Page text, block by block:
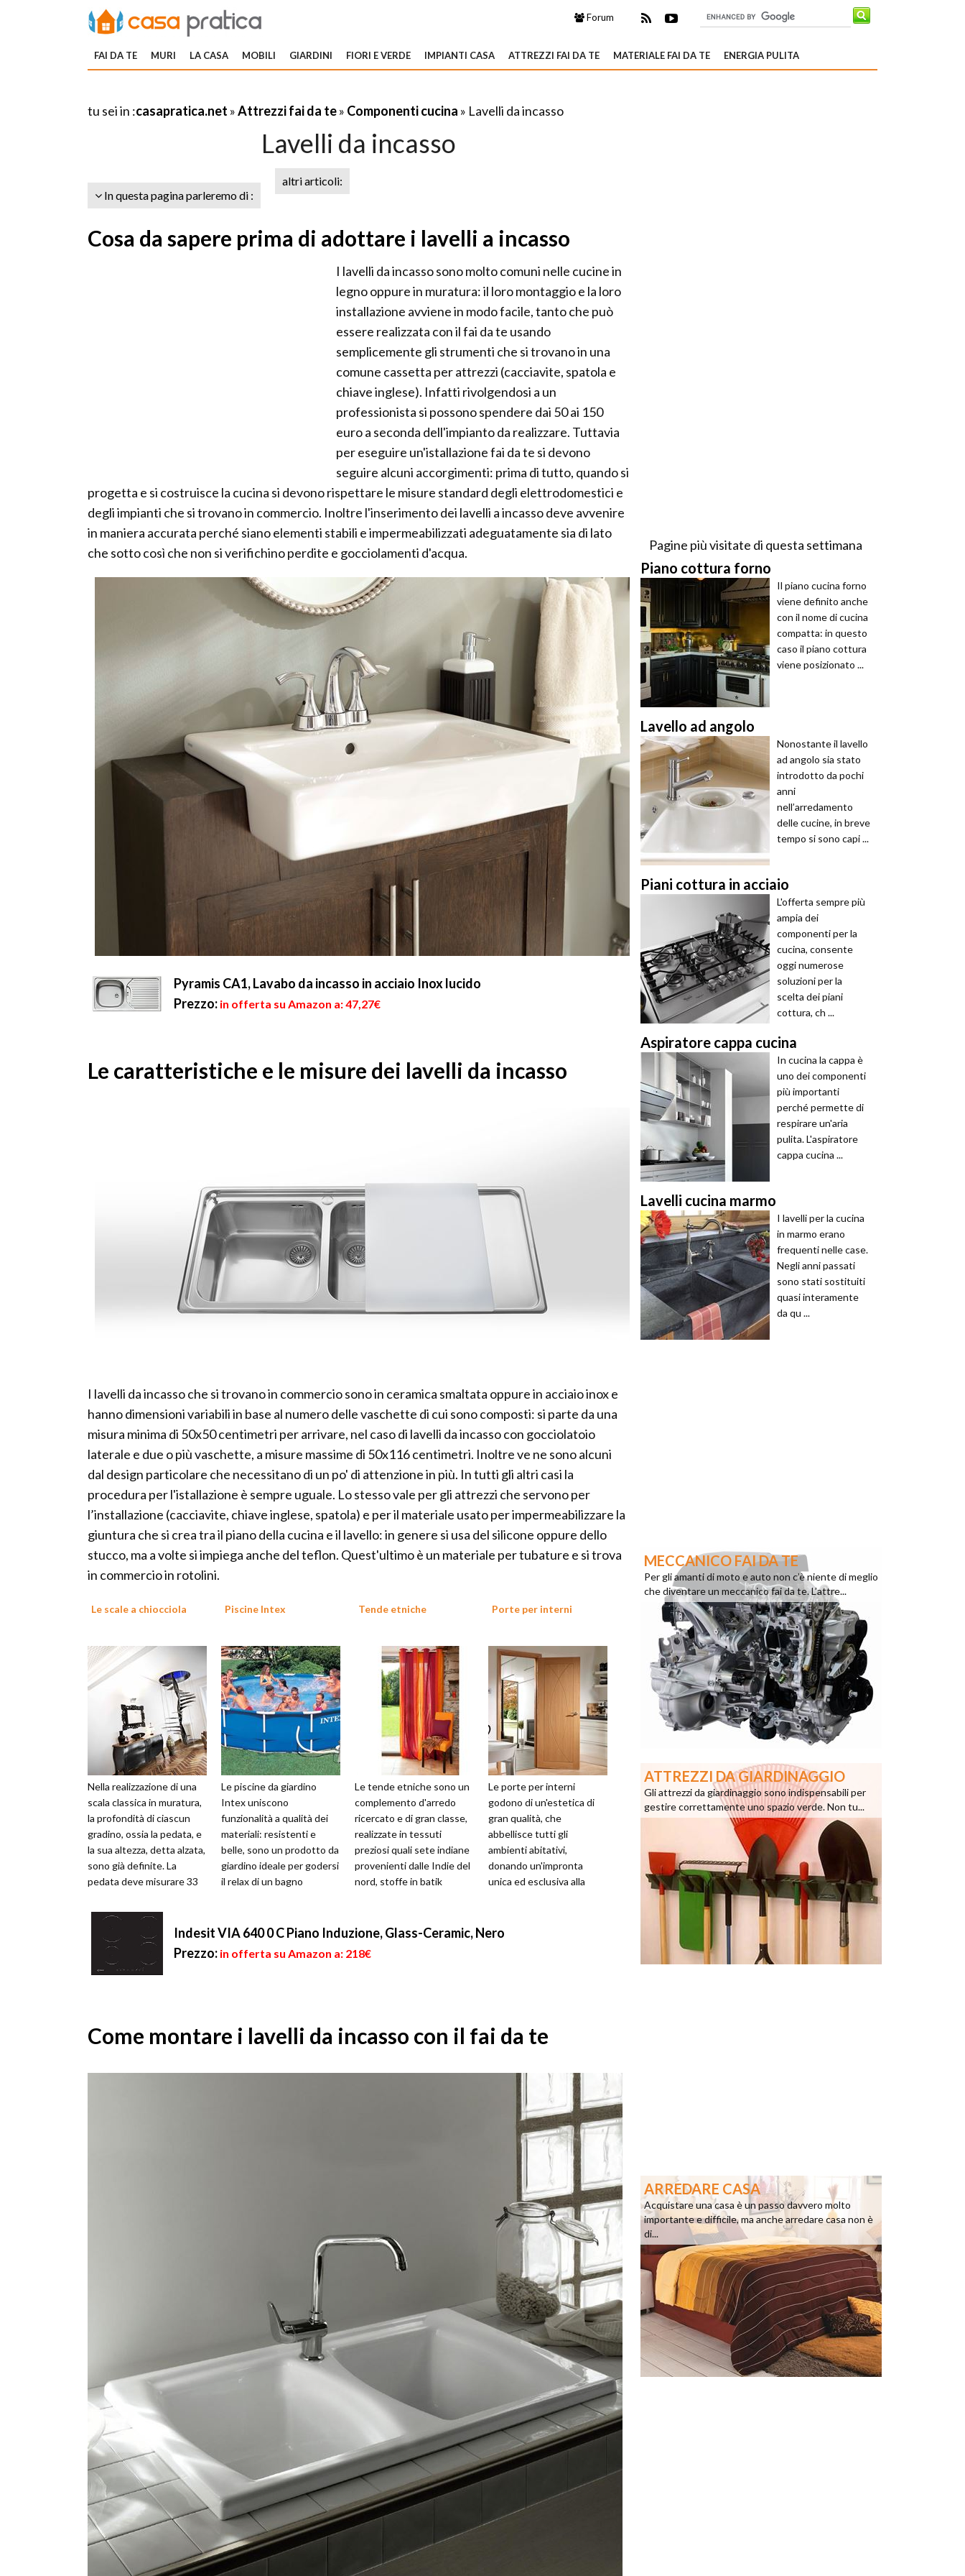
Forum
FAI DA TE MURI LA CASA MOBILI GIARDINI FIORI E VERDE IMPIANTI CASA ATTREZZI FAI DA TE MATERIALE FAI DA TE ENERGIA PULITA
tu sei in :casapratica.net »Attrezzi fai da te» Componenti cucina » Lavelli da incasso
Lavelli da incasso
In questa pagina parleremo di :
altri articoli:
Cosa da sapere prima di adottare i lavelli a incasso
I lavelli da incasso sono molto comuni nelle cucine in
legno oppure in muratura: il loro montaggio e la loro
installazione avviene in modo facile, tanto che può
essere realizzata con il fai da te usando
semplicemente gli strumenti che si trovano in una
comune cassetta per attrezzi (cacciavite, spatola e
chiave inglese). Infatti rivolgendosi a un
professionista si possono spendere dai 50 ai 150
euro a seconda dell'impianto da realizzare. Tuttavia
per eseguire un'istallazione fai da te si devono
seguire alcuni accorgimenti: prima di tutto, quando si
progetta e si costruisce la cucina si devono rispettare le misure standard degli elettrodomestici e
degli impianti che si trovano in commercio. Inoltre l'inserimento dei lavelli a incasso deve avvenire
in maniera accurata perché siano elementi stabili e impermeabilizzati adeguatamente sia di lato
che sotto così che non si verifichino perdite e gocciolamenti d'acqua.
Pyramis CA1, Lavabo da incasso in acciaio Inox lucido
Prezzo: in offerta su Amazon a: 47,27€
Le caratteristiche e le misure dei lavelli da incasso
I lavelli da incasso che si trovano in commercio sono in ceramica smaltata oppure in acciaio inox e
hanno dimensioni variabili in base al numero delle vaschette di cui sono composti: si parte da una
misura minima di 50x50 centimetri per arrivare, nel caso di lavelli da incasso con gocciolatoio
laterale e due o più vaschette, a misure massime di 50x116 centimetri. Inoltre ve ne sono alcuni
dal design particolare che necessitano di un po' di attenzione in più. In tutti gli altri casi la
procedura per l'istallazione è sempre uguale. Lo stesso vale per gli attrezzi che servono per
l’installazione (cacciavite, chiave inglese, spatola) e per il materiale usato per impermeabilizzare la
giuntura che si crea tra il piano della cucina e il lavello: in genere si usa del silicone oppure dello
stucco, ma a volte si impiega anche del teflon. Quest'ultimo è un materiale per tubature e si trova
in commercio in rotolini.
Le scale a chiocciola
Nella realizzazione di una
scala classica in muratura,
la profondità di ciascun
gradino, ossia la pedata, e
la sua altezza, detta alzata,
sono già definite. La
pedata deve misurare 33
Piscine Intex
Le piscine da giardino
Intex uniscono
funzionalità a qualità dei
materiali: resistenti e
belle, sono un prodotto da
giardino ideale per godersi
il relax di un bagno
Tende etniche
Le tende etniche sono un
complemento d'arredo
ricercato e di gran classe,
realizzate in tessuti
preziosi quali sete indiane
provenienti dalle Indie del
nord, stoffe in batik
Porte per interni
Le porte per interni
godono di un'estetica di
gran qualità, che
abbellisce tutti gli
ambienti abitativi,
donando un'impronta
unica ed esclusiva alla
armoni...
Indesit VIA 640 0 C Piano Induzione, Glass-Ceramic, Nero
Prezzo: in offerta su Amazon a: 218€
Come montare i lavelli da incasso con il fai da te
Pagine più visitate di questa settimana
Piano cottura forno
Il piano cucina forno
viene definito anche
con il nome di cucina
compatta: in questo
caso il piano cottura
viene posizionato ...
Lavello ad angolo
Nonostante il lavello
ad angolo sia stato
introdotto da pochi
anni
nell’arredamento
delle cucine, in breve
tempo si sono capi ...
Piani cottura in acciaio
L'offerta sempre più
ampia dei
componenti per la
cucina, consente
oggi numerose
soluzioni per la
scelta dei piani
cottura, ch ...
Aspiratore cappa cucina
In cucina la cappa è
uno dei componenti
più importanti
perché permette di
respirare un'aria
pulita. L'aspiratore
cappa cucina ...
Lavelli cucina marmo
I lavelli per la cucina
in marmo erano
frequenti nelle case.
Negli anni passati
sono stati sostituiti
quasi interamente
da qu ...
MECCANICO FAI DA TE
Per gli amanti di moto e auto non c’è niente di meglio
che diventare un meccanico fai da te. L’attre...
ATTREZZI DA GIARDINAGGIO
Gli attrezzi da giardinaggio sono indispensabili per
gestire correttamente uno spazio verde. Non tu...
ARREDARE CASA
Acquistare una casa è un passo davvero molto
importante e difficile, ma anche arredare casa non è
di...